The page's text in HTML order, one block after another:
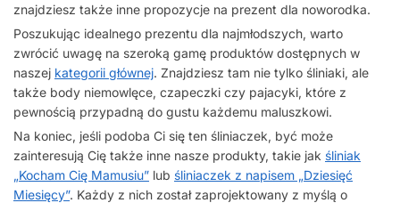
znajdziesz także inne propozycje na prezent dla noworodka.
Poszukując idealnego prezentu dla najmłodszych, warto
zwrócić uwagę na szeroką gamę produktów dostępnych w
naszej kategorii głównej. Znajdziesz tam nie tylko śliniaki, ale
także body niemowlęce, czapeczki czy pajacyki, które z
pewnością przypadną do gustu każdemu maluszkowi.
Na koniec, jeśli podoba Ci się ten śliniaczek, być może
zainteresują Cię także inne nasze produkty, takie jak śliniak
„Kocham Cię Mamusiu” lub śliniaczek z napisem „Dziesięć
Miesięcy”. Każdy z nich został zaprojektowany z myślą o